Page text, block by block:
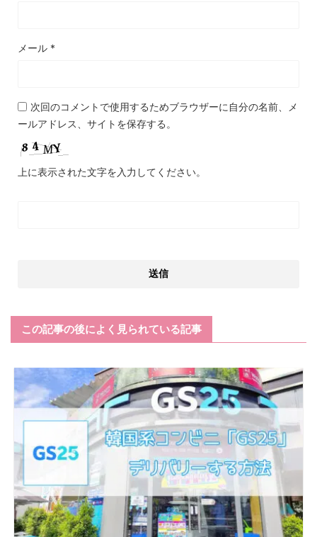
メール *
次回のコメントで使用するためブラウザーに自分の名前、メ
ールアドレス、サイトを保存する。
上に表示された文字を入力してください。
この記事の後によく見られている記事